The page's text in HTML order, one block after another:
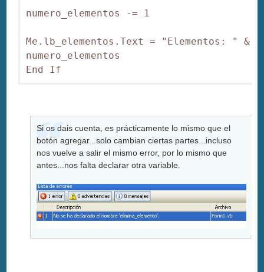
numero_elementos -= 1
Me.lb_elementos.Text = "Elementos: " &
numero_elementos
End If
Si os dais cuenta, es prácticamente lo mismo que el
botón agregar...solo cambian ciertas partes...incluso
nos vuelve a salir el mismo error, por lo mismo que
antes...nos falta declarar otra variable.